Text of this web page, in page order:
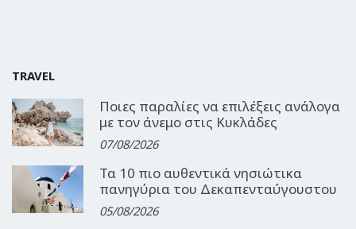
TRAVEL
Ποιες παραλίες να επιλέξεις ανάλογα
με τον άνεμο στις Κυκλάδες
07/08/2026
Τα 10 πιο αυθεντικά νησιώτικα
πανηγύρια του Δεκαπενταύγουστου
05/08/2026